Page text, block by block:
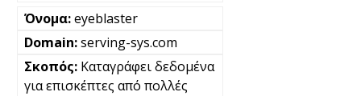
eyeblaster
serving-sys.com
Καταγράφει δεδομένα
για επισκέπτες από πολλές